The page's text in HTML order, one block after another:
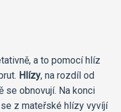
a to pomocí hlíz
Hlízy, na rozdíl od
se obnovují. Na konci
z mateřské hlízy vyvíjí